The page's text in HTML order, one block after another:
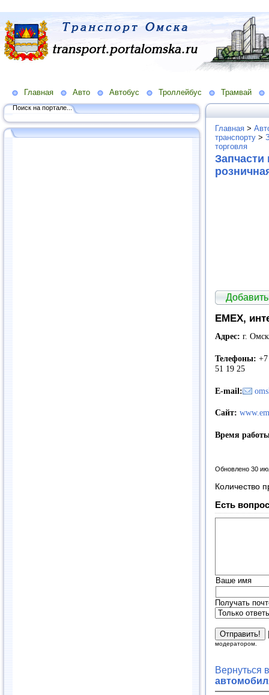
Главная Авто Автобус Троллейбус Трамвай
Поиск на портале...
Главная >
транспорту >
торговля
EMEX,
Адрес: г.
Телефоны:
51 19 25
E-mail:
Сайт:
Время
Обновлено 30
Количество
Есть
Ваше имя
Получать
модератором.
Вернуться